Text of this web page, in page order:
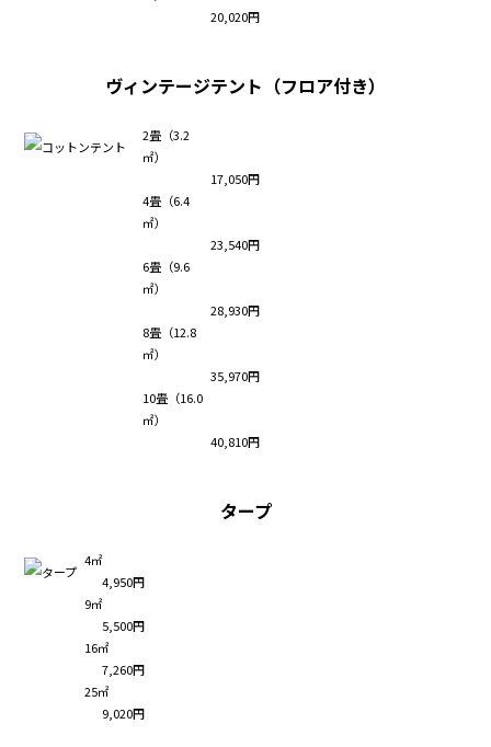
20,020円
ヴィンテージテント（フロア付き）
2畳（3.2
㎡）
17,050円
4畳（6.4
㎡）
23,540円
6畳（9.6
㎡）
28,930円
8畳（12.8
㎡）
35,970円
10畳（16.0
㎡）
40,810円
タープ
4㎡
4,950円
9㎡
5,500円
16㎡
7,260円
25㎡
9,020円